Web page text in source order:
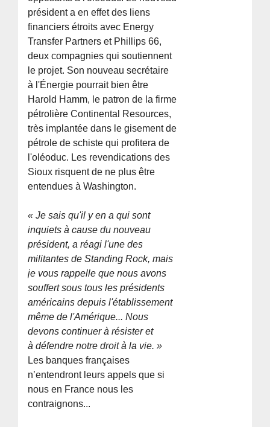
président a en effet des liens
financiers étroits avec Energy
Transfer Partners et Phillips 66,
deux compagnies qui soutiennent
le projet. Son nouveau secrétaire
à l'Énergie pourrait bien être
Harold Hamm, le patron de la firme
pétrolière Continental Resources,
très implantée dans le gisement de
pétrole de schiste qui profitera de
l'oléoduc. Les revendications des
Sioux risquent de ne plus être
entendues à Washington.
« Je sais qu'il y en a qui sont
inquiets à cause du nouveau
président, a réagi l'une des
militantes de Standing Rock, mais
je vous rappelle que nous avons
souffert sous tous les présidents
américains depuis l'établissement
même de l'Amérique... Nous
devons continuer à résister et
à défendre notre droit à la vie. »
Les banques françaises
n’entendront leurs appels que si
nous en France nous les
contraignons...